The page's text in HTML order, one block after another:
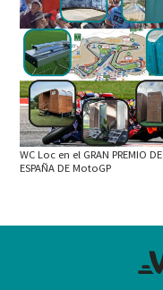
WC Loc en el GRAN PREMIO DE
ESPAÑA DE MotoGP